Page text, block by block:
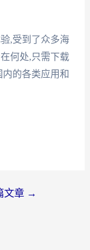
,受到了众多海
何处,只需下载
的各类应用和
文章 →